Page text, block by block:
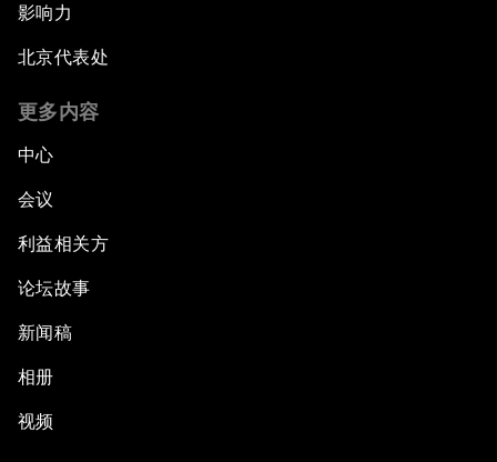
影响力
北京代表处
更多内容
中心
会议
利益相关方
论坛故事
新闻稿
相册
视频